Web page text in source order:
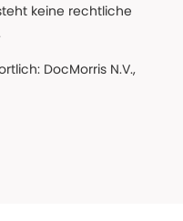
keine rechtliche
DocMorris N.V.,